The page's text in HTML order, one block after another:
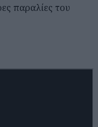
παραλίες του